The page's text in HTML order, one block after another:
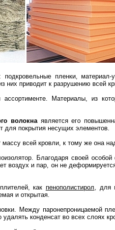
пленки,
них приводит к разрушению всей
Материалы, из
волокнаявляется его
для покрытия несущих элементов.
всей кровли, к тому же она
Благодаря своей особой
воздух и пар, он не
как пенополистирол, для
и открытая.
Между паронепроницаемой
конденсат во всех слоях